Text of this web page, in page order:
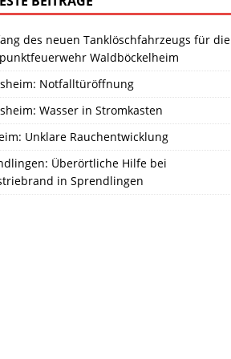
des neuen Tanklöschfahrzeugs für die
Waldböckelheim
Notfalltüröffnung
Wasser in Stromkasten
Unklare Rauchentwicklung
Überörtliche Hilfe bei
in Sprendlingen